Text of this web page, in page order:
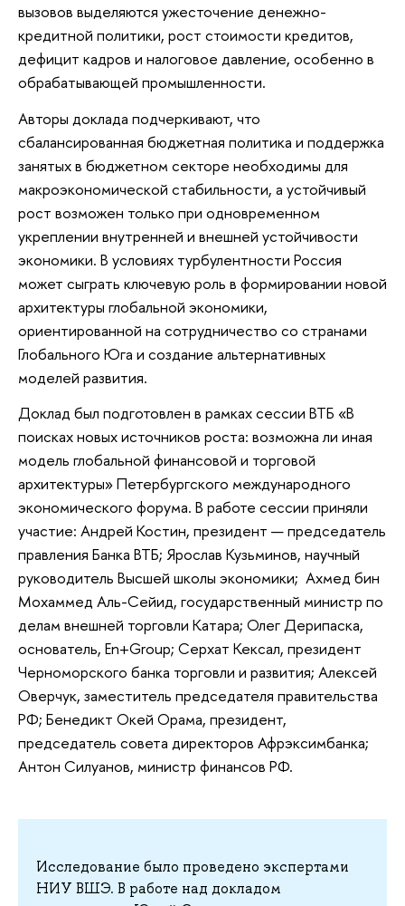
вызовов выделяются ужесточение денежно-
кредитной политики, рост стоимости кредитов,
дефицит кадров и налоговое давление, особенно в
обрабатывающей промышленности.
Авторы доклада подчеркивают, что
сбалансированная бюджетная политика и поддержка
занятых в бюджетном секторе необходимы для
макроэкономической стабильности, а устойчивый
рост возможен только при одновременном
укреплении внутренней и внешней устойчивости
экономики. В условиях турбулентности Россия
может сыграть ключевую роль в формировании новой
архитектуры глобальной экономики,
ориентированной на сотрудничество со странами
Глобального Юга и создание альтернативных
моделей развития.
Доклад был подготовлен в рамках сессии ВТБ «В
поисках новых источников роста: возможна ли иная
модель глобальной финансовой и торговой
архитектуры» Петербургского международного
экономического форума. В работе сессии приняли
участие: Андрей Костин, президент — председатель
правления Банка ВТБ; Ярослав Кузьминов, научный
руководитель Высшей школы экономики; Ахмед бин
Мохаммед Аль-Сейид, государственный министр по
делам внешней торговли Катара; Олег Дерипаска,
основатель, En+Group; Серхат Кексал, президент
Черноморского банка торговли и развития; Алексей
Оверчук, заместитель председателя правительства
РФ; Бенедикт Окей Орама, президент,
председатель совета директоров Афрэксимбанка;
Антон Силуанов, министр финансов РФ.
Исследование было проведено экспертами
НИУ ВШЭ. В работе над докладом